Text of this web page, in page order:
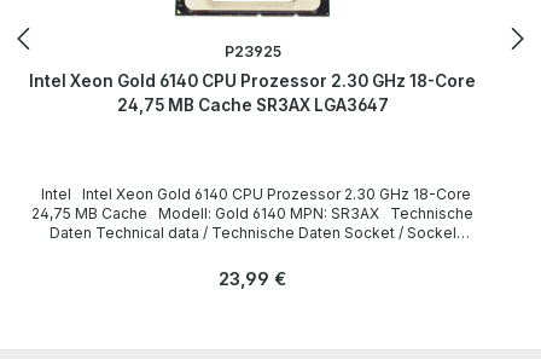
P23925
Intel Xeon Gold 6140 CPU Prozessor 2.30 GHz 18-Core
24,75 MB Cache SR3AX LGA3647
24,75 MB Cache Modell: Gold 6140 MPN: SR3AX Technische
Daten Technical data / Technische Daten Socket / Sockel
(without heatsink and fan) / ohne Kühlkörper und Lüfter) All parts
Regulärer Preis:
23,99 €